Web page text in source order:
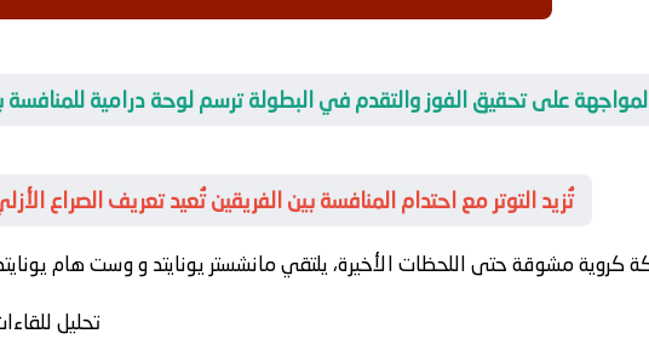
المواجهة على تحقيق الفوز والتقدم في البطولة ترسم لوحة درامية
👟 تُزيد التوتر مع احتدام المنافسة بين الفريقين تُعيد تعريف الصراع
كروية مشوقة حتى اللحظات الأخيرة، يلتقيمانشستر يونايتدووست هام
تحليل